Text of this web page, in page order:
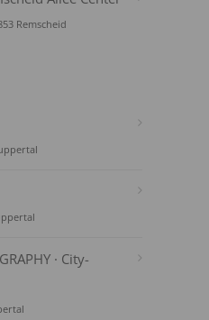
Remscheid
· City-